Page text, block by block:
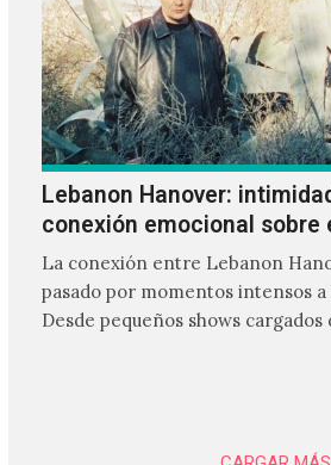
Lebanon Hanover:
conexión emocional sobre
La conexión entre Lebanon
pasado por momentos intensos a
Desde pequeños shows